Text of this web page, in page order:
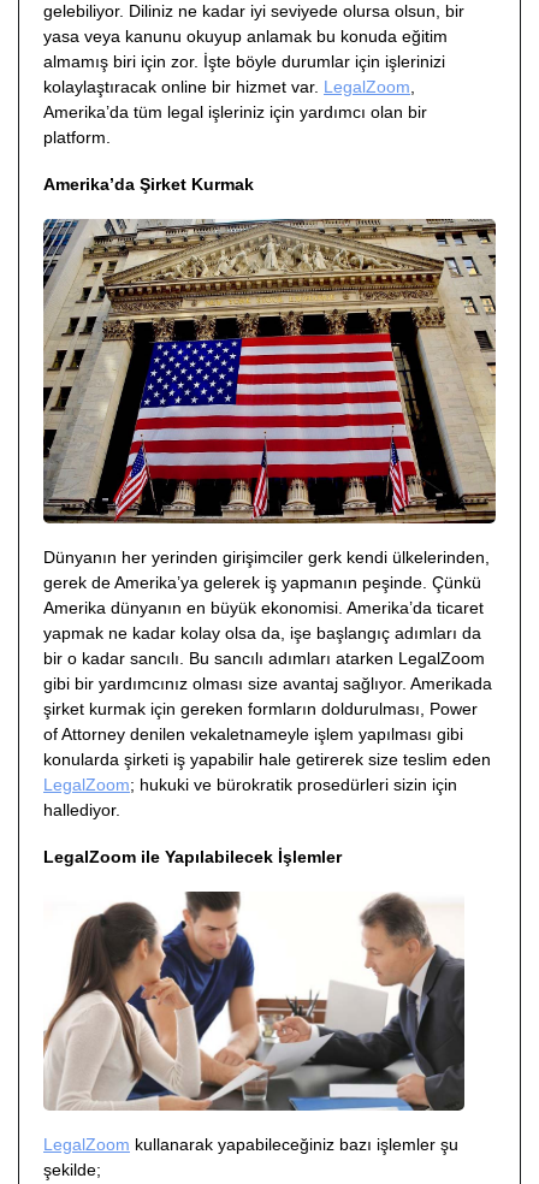
gelebiliyor. Diliniz ne kadar iyi seviyede olursa olsun, bir
yasa veya kanunu okuyup anlamak bu konuda eğitim
almamış biri için zor. İşte böyle durumlar için işlerinizi
kolaylaştıracak online bir hizmet var. LegalZoom,
Amerika’da tüm legal işleriniz için yardımcı olan bir
platform.
Amerika’da Şirket Kurmak
Dünyanın her yerinden girişimciler gerk kendi ülkelerinden,
gerek de Amerika’ya gelerek iş yapmanın peşinde. Çünkü
Amerika dünyanın en büyük ekonomisi. Amerika’da ticaret
yapmak ne kadar kolay olsa da, işe başlangıç adımları da
bir o kadar sancılı. Bu sancılı adımları atarken LegalZoom
gibi bir yardımcınız olması size avantaj sağlıyor. Amerikada
şirket kurmak için gereken formların doldurulması, Power
of Attorney denilen vekaletnameyle işlem yapılması gibi
konularda şirketi iş yapabilir hale getirerek size teslim eden
LegalZoom; hukuki ve bürokratik prosedürleri sizin için
hallediyor.
LegalZoom ile Yapılabilecek İşlemler
LegalZoom kullanarak yapabileceğiniz bazı işlemler şu
şekilde;